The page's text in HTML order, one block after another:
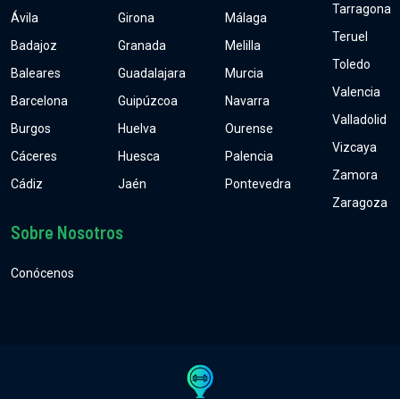
Ávila
Badajoz
Baleares
Barcelona
Burgos
Cáceres
Cádiz
Girona
Granada
Guadalajara
Guipúzcoa
Huelva
Huesca
Jaén
Málaga
Melilla
Murcia
Navarra
Ourense
Palencia
Pontevedra
Tarragona
Teruel
Toledo
Valencia
Valladolid
Vizcaya
Zamora
Zaragoza
Sobre Nosotros
Conócenos